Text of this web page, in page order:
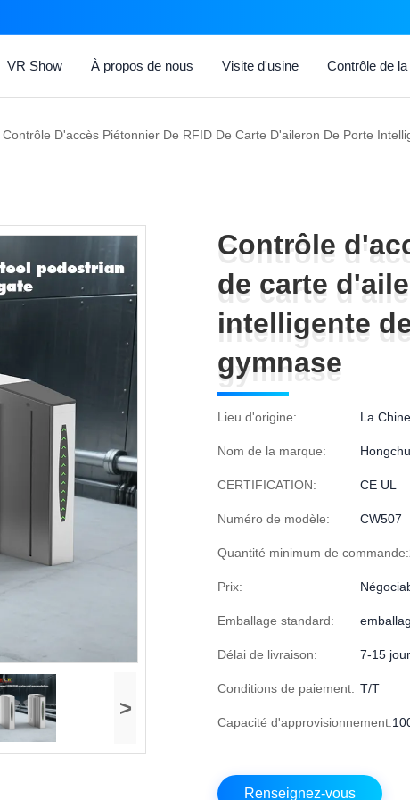
VR Show À propos de nous Visite d'usine Contrôle de
Contrôle D'accès Piétonnier De RFID De Carte D'aileron De Porte
>
Contrôle
de carte
intelligente
gymnase
Contrôle
de carte
intelligente
gymnase
Lieu d'origine: La Chine
Nom de la marque:
CERTIFICATION: CE UL
Numéro de modèle: CW507
Quantité minimum de commande:
Prix:
Emballage standard:
Délai de livraison: 7-15
Conditions de paiement: T/T
Capacité d'approvisionnement:
Renseignez-vous